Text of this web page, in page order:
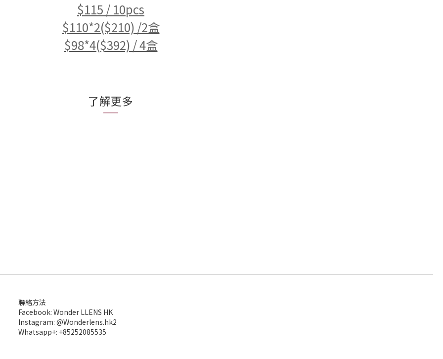
$115 / 10pcs
$110*2($210) /2盒
$98*4($392) / 4盒
了解更多
聯絡方法
Facebook: Wonder LLENS HK
Instagram: @Wonderlens.hk2
Whatsapp+: +85252085535